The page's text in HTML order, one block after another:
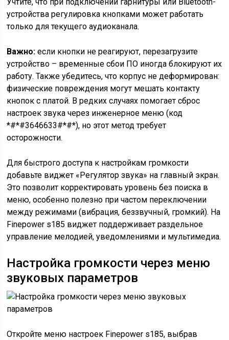
устройства регулировка кнопками может работать
только для текущего аудиоканала.
Важно: если кнопки не реагируют, перезагрузите
устройство – временные сбои ПО иногда блокируют их
работу. Также убедитесь, что корпус не деформирован:
физические повреждения могут мешать контакту
кнопок с платой. В редких случаях помогает сброс
настроек звука через инженерное меню (код
*#*#3646633#*#*), но этот метод требует
осторожности.
Для быстрого доступа к настройкам громкости
добавьте виджет «Регулятор звука» на главный экран.
Это позволит корректировать уровень без поиска в
меню, особенно полезно при частом переключении
между режимами (вибрация, беззвучный, громкий). На
Finepower s185 виджет поддерживает раздельное
управление мелодией, уведомлениями и мультимедиа.
Настройка громкости через меню
звуковых параметров
Откройте меню настроек Finepower s185, выбрав